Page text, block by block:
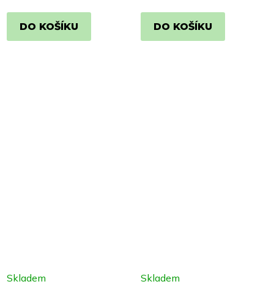
DO KOŠÍKU DO KOŠÍKU
Skladem Skladem